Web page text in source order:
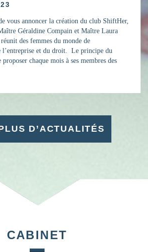
vous annoncer la création du club ShiftHer,
Géraldine Compain et Maître Laura
des femmes du monde de
l’entreprise et du droit. Le principe du
chaque mois à ses membres des
D’ACTUALITÉS
CABINET